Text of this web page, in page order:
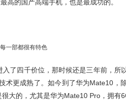
高的国产高端手机，也是最成功的。
了四千价位，那时候还是三年前，所
术更成熟了。如今到了华为Mate10，
大的，尤其是华为Mate10 Pro，拥有